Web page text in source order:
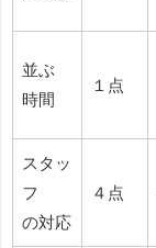
並ぶ
時間
１点
スタッ
フ
の対応
４点